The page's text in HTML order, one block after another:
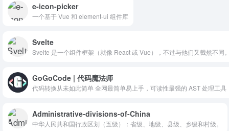
e-icon-picker
一个基于 Vue 和 element-ui 组件库
Svelte
Svelte 是一个组件框架（就像 React 或 Vue），不过与他们又截然不同
GoGoCode | 代码魔法师
代码转换从未如此简单 全网最简单易上手，可读性最强的 AST 处理工具
Administrative-divisions-of-China
中华人民共和国行政区划（五级）：省级、地级、县级、乡级和村级。